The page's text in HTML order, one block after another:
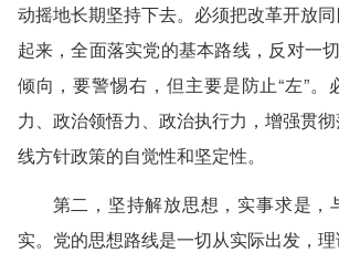
动摇地长期坚持下去。必须把改革开放
起来，全面落实党的基本路线，反对一
倾向，要警惕右，但主要是防止“左”。
力、政治领悟力、政治执行力，增强贯
线方针政策的自觉性和坚定性。
第二，坚持解放思想，实事求是，
实。党的思想路线是一切从实际出发，